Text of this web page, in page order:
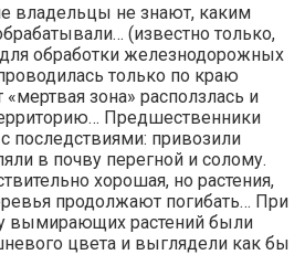
владельцы не знают, каким
(известно только,
обработки железнодорожных
только по краю
«мертвая зона» расползлась и
Предшественники
последствиями: привозили
в почву перегной и солому.
хорошая, но растения,
продолжают погибать… При
вымирающих растений были
цвета и выглядели как бы